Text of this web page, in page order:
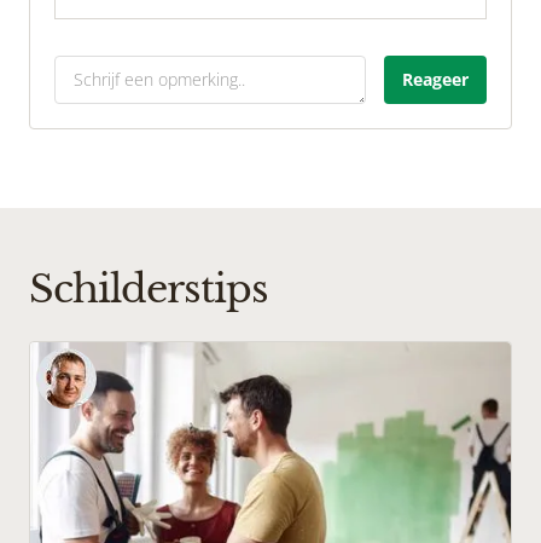
Reageer
Schilderstips